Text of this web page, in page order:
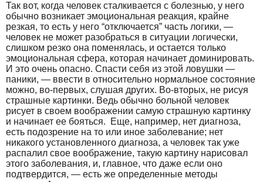
Так вот, когда человек сталкивается с болезнью, у него
обычно возникает эмоциональная реакция, крайне
резкая, то есть у него “отключается” часть логики, —
человек не может разобраться в ситуации логически,
слишком резко она поменялась, и остается только
эмоциональная сфера, которая начинает доминировать.
И это очень опасно. Спасти себя из этой ловушки —
паники, — ввести в относительно нормальное состояние
можно, во-первых, слушая других. Во-вторых, не рисуя
страшные картинки. Ведь обычно больной человек
рисует в своем воображении самую страшную картинку
и начинает ее бояться. Еще, например, нет диагноза,
есть подозрение на то или иное заболевание; нет
никакого установленного диагноза, а человек так уже
распалил свое воображение, такую картину нарисовал
этого заболевания, и, главное, что даже если оно
подтвердится, — есть же определенные методы